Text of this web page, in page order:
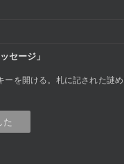
セージ」
を開ける。札に記された謎
た